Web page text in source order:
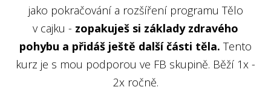
jako pokračování a rozšíření programu Tělo
v cajku - zopakuješ si základy zdravého
pohybu a přidáš ještě další části těla. Tento
kurz je s mou podporou ve FB skupině. Běží 1x -
2x ročně.